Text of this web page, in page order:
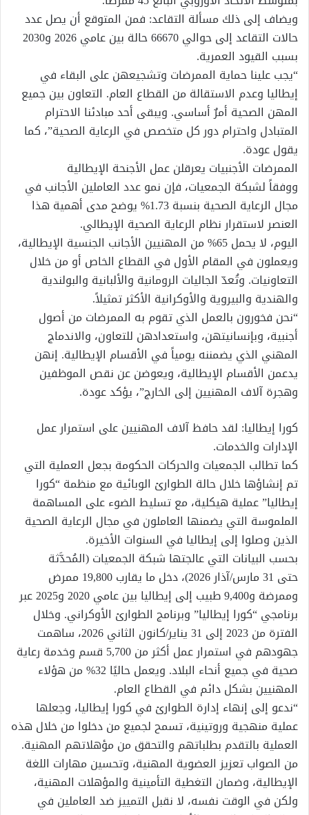
ويضاف إلى ذلك مسألة التقاعد: فمن المتوقع أن يصل عدد
حالات التقاعد إلى حوالي 66670 حالة بين عامي 2026 و2030
بسبب القيود العمرية.
“يجب علينا حماية الممرضات وتشجيعهن على البقاء في
إيطاليا وعدم الاستقالة من القطاع العام. التعاون بين جميع
المهن الصحية أمرٌ أساسي. ويبقى أحد مبادئنا الاحترام
المتبادل واحترام دور كل متخصص في الرعاية الصحية”، كما
يقول عودة.
الممرضات الأجنبيات يعرقلن عمل الأجنحة الإيطالية
ووفقاً لشبكة الجمعيات، فإن نمو عدد العاملين الأجانب في
مجال الرعاية الصحية بنسبة 1.73% يوضح مدى أهمية هذا
العنصر لاستقرار نظام الرعاية الصحية الإيطالي.
اليوم، لا يحمل 65% من المهنيين الأجانب الجنسية الإيطالية،
ويعملون في المقام الأول في القطاع الخاص أو من خلال
التعاونيات. وتُعدّ الجاليات الرومانية والألبانية والبولندية
والهندية والبيروية والأوكرانية الأكثر تمثيلاً.
“نحن فخورون بالعمل الذي تقوم به الممرضات من أصول
أجنبية، وبإنسانيتهن، واستعدادهن للتعاون، والاندماج
المهني الذي يضمننه يومياً في الأقسام الإيطالية. إنهن
يدعمن الأقسام الإيطالية، ويعوضن عن نقص الموظفين
وهجرة آلاف المهنيين إلى الخارج”، يؤكد عودة.
كورا إيطاليا: لقد حافظ آلاف المهنيين على استمرار عمل
الإدارات والخدمات.
كما تطالب الجمعيات والحركات الحكومة بجعل العملية التي
تم إنشاؤها خلال حالة الطوارئ الوبائية مع منظمة “كورا
إيطاليا” عملية هيكلية، مع تسليط الضوء على المساهمة
الملموسة التي يضمنها العاملون في مجال الرعاية الصحية
الذين وصلوا إلى إيطاليا في السنوات الأخيرة.
بحسب البيانات التي عالجتها شبكة الجمعيات (المُحدَّثة
حتى 31 مارس/آذار 2026)، دخل ما يقارب 19,800 ممرض
وممرضة و9,400 طبيب إلى إيطاليا بين عامي 2020 و2025 عبر
برنامجي “كورا إيطاليا” وبرنامج الطوارئ الأوكراني. وخلال
الفترة من 2023 إلى 31 يناير/كانون الثاني 2026، ساهمت
جهودهم في استمرار عمل أكثر من 5,700 قسم وخدمة رعاية
صحية في جميع أنحاء البلاد. ويعمل حاليًا 32% من هؤلاء
المهنيين بشكل دائم في القطاع العام.
“ندعو إلى إنهاء إدارة الطوارئ في كورا إيطاليا، وجعلها
عملية منهجية وروتينية، تسمح لجميع من دخلوا من خلال هذه
العملية بالتقدم بطلباتهم والتحقق من مؤهلاتهم المهنية.
من الصواب تعزيز العضوية المهنية، وتحسين مهارات اللغة
الإيطالية، وضمان التغطية التأمينية والمؤهلات المهنية،
ولكن في الوقت نفسه، لا نقبل التمييز ضد العاملين في